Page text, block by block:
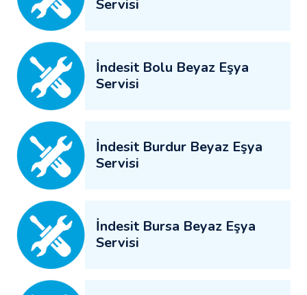
Servisi
İndesit Bolu Beyaz Eşya
Servisi
İndesit Burdur Beyaz Eşya
Servisi
İndesit Bursa Beyaz Eşya
Servisi